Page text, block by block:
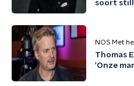
soort
NOS Met
Thomas
'Onze